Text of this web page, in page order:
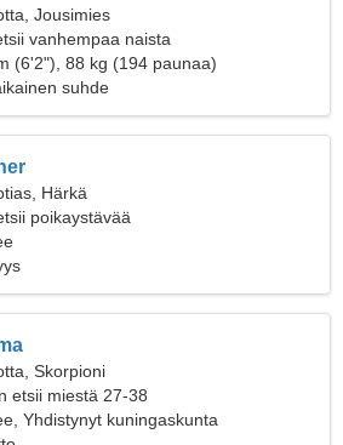
Jousimies
vanhempaa naista
(6'2"), 88 kg (194 paunaa)
suhde
Härkä
poikaystävää
Skorpioni
etsii miestä 27-38
Yhdistynyt kuningaskunta